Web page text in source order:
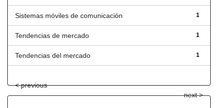
1
Sistemas móviles de comunicación
1
Tendencias de mercado
1
Tendencias del mercado
< previous
next >